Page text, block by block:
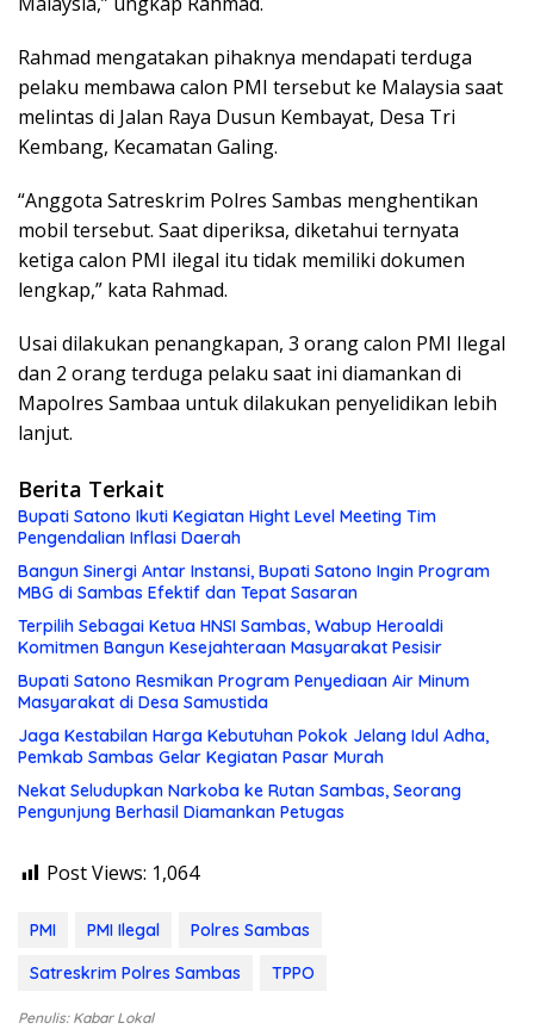
Rahmad mengatakan pihaknya mendapati terduga
pelaku membawa calon PMI tersebut ke Malaysia saat
melintas di Jalan Raya Dusun Kembayat, Desa Tri
Kembang, Kecamatan Galing.
“Anggota Satreskrim Polres Sambas menghentikan
mobil tersebut. Saat diperiksa, diketahui ternyata
ketiga calon PMI ilegal itu tidak memiliki dokumen
lengkap,” kata Rahmad.
Usai dilakukan penangkapan, 3 orang calon PMI Ilegal
dan 2 orang terduga pelaku saat ini diamankan di
Mapolres Sambaa untuk dilakukan penyelidikan lebih
lanjut.
Berita Terkait
Bupati Satono Ikuti Kegiatan Hight Level Meeting Tim
Pengendalian Inflasi Daerah
Bangun Sinergi Antar Instansi, Bupati Satono Ingin Program
MBG di Sambas Efektif dan Tepat Sasaran
Terpilih Sebagai Ketua HNSI Sambas, Wabup Heroaldi
Komitmen Bangun Kesejahteraan Masyarakat Pesisir
Bupati Satono Resmikan Program Penyediaan Air Minum
Masyarakat di Desa Samustida
Jaga Kestabilan Harga Kebutuhan Pokok Jelang Idul Adha,
Pemkab Sambas Gelar Kegiatan Pasar Murah
Nekat Seludupkan Narkoba ke Rutan Sambas, Seorang
Pengunjung Berhasil Diamankan Petugas
Post Views: 1,064
PMI PMI Ilegal
Polres Sambas
Satreskrim Polres Sambas
TPPO
Penulis: Kabar Lokal